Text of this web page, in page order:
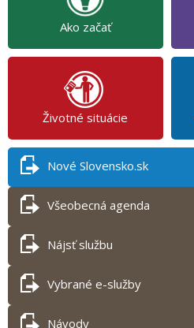
Ako začať
Životné situácie
Nové Slovensko.sk
Všeobecná agenda
Nájsť službu
Vybrané e-služby
Návody